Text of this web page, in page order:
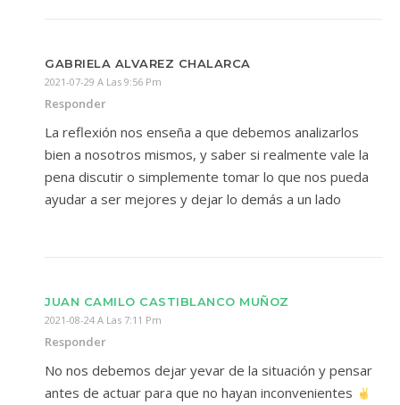
GABRIELA ALVAREZ CHALARCA
2021-07-29 A Las 9:56 Pm
Responder
La reflexión nos enseña a que debemos analizarlos
bien a nosotros mismos, y saber si realmente vale la
pena discutir o simplemente tomar lo que nos pueda
ayudar a ser mejores y dejar lo demás a un lado
JUAN CAMILO CASTIBLANCO MUÑOZ
2021-08-24 A Las 7:11 Pm
Responder
No nos debemos dejar yevar de la situación y pensar
antes de actuar para que no hayan inconvenientes